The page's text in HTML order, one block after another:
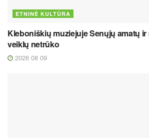
ETNINĖ KULTŪRA
Kleboniškių muziejuje Senųjų amatų
veiklų netrūko
2026 08 09